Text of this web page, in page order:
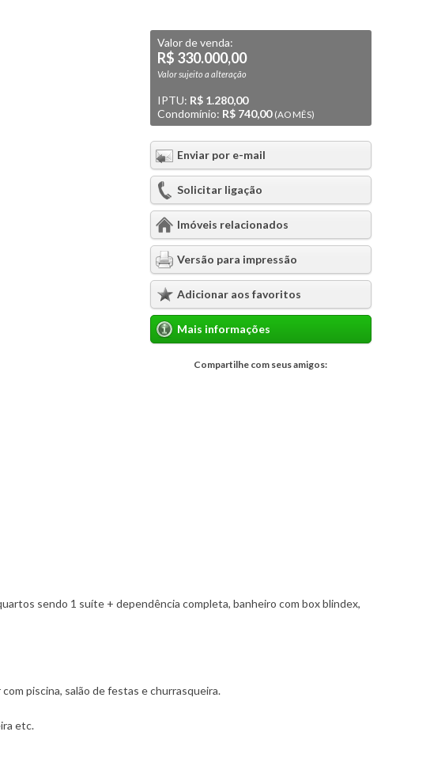
Valor de venda:
R$ 330.000,00
Valor sujeito a alteração
IPTU: R$ 1.280,00
Condomínio: R$ 740,00 (AO MÊS)
Enviar por e-mail
Solicitar ligação
Imóveis relacionados
Versão para impressão
Adicionar aos favoritos
Mais informações
Compartilhe com seus amigos:
sendo 1 suíte + dependência completa, banheiro com box blindex,
piscina, salão de festas e churrasqueira.
etc.